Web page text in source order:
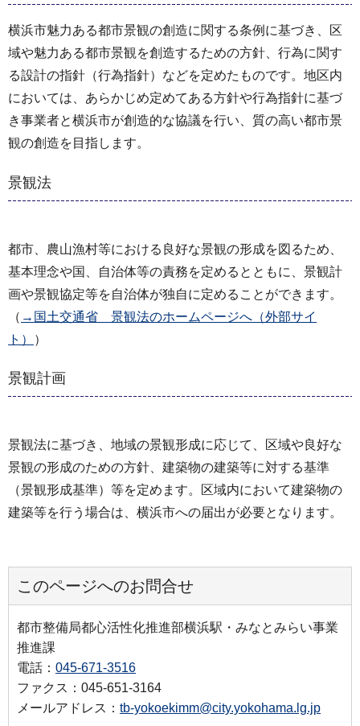
横浜市魅力ある都市景観の創造に関する条例に基づき、区
域や魅力ある都市景観を創造するための方針、行為に関す
る設計の指針（行為指針）などを定めたものです。地区内
においては、あらかじめ定めてある方針や行為指針に基づ
き事業者と横浜市が創造的な協議を行い、質の高い都市景
観の創造を目指します。
景観法
都市、農山漁村等における良好な景観の形成を図るため、
基本理念や国、自治体等の責務を定めるとともに、景観計
画や景観協定等を自治体が独自に定めることができます。
（ →国土交通省 景観法のホームページへ（外部サイ
ト）
）
景観計画
景観法に基づき、地域の景観形成に応じて、区域や良好な
景観の形成のための方針、建築物の建築等に対する基準
（景観形成基準）等を定めます。区域内において建築物の
建築等を行う場合は、横浜市への届出が必要となります。
このページへのお問合せ
都市整備局都心活性化推進部横浜駅・みなとみらい事業
推進課
電話： 045-671-3516
ファクス：045-651-3164
メールアドレス： tb-yokoekimm@city.yokohama.lg.jp